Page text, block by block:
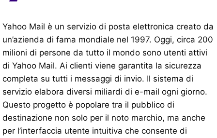
Yahoo Mail è un servizio di posta elettronica creato da
un’azienda di fama mondiale nel 1997. Oggi, circa 200
milioni di persone da tutto il mondo sono utenti attivi
di Yahoo Mail. Ai clienti viene garantita la sicurezza
completa su tutti i messaggi di invio. Il sistema di
servizio elabora diversi miliardi di e-mail ogni giorno.
Questo progetto è popolare tra il pubblico di
destinazione non solo per il noto marchio, ma anche
per l’interfaccia utente intuitiva che consente di